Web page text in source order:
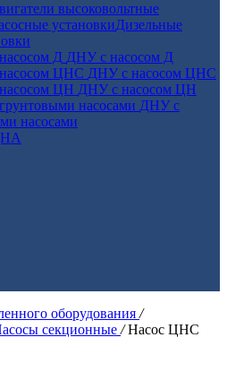
высоковольтные
Дизельные
ДНУ с насосом Д
ДНУ с насосом ЦНС
ДНУ с насосом ЦН
ДНУ с
насосами
оборудования /
секционные / Насос ЦНС